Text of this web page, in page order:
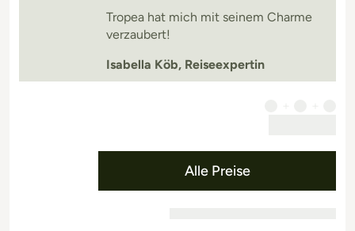
Urlauber bietet das Hotel die perfekte Ausgangsla
Tropea hat mich mit seinem Charme
verzaubert!
Isabella Köb, Reiseexpertin
Alle Preise